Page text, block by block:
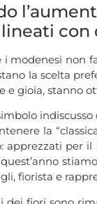
con
non
la scelta
e gioia, stanno
la
per
fiorista e